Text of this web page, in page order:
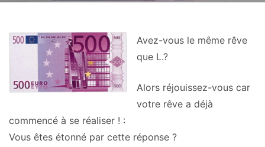
Avez-vous le même rêve
que L.?
Alors réjouissez-vous car
votre rêve a déjà
commencé à se réaliser ! :
Vous êtes étonné par cette réponse ?